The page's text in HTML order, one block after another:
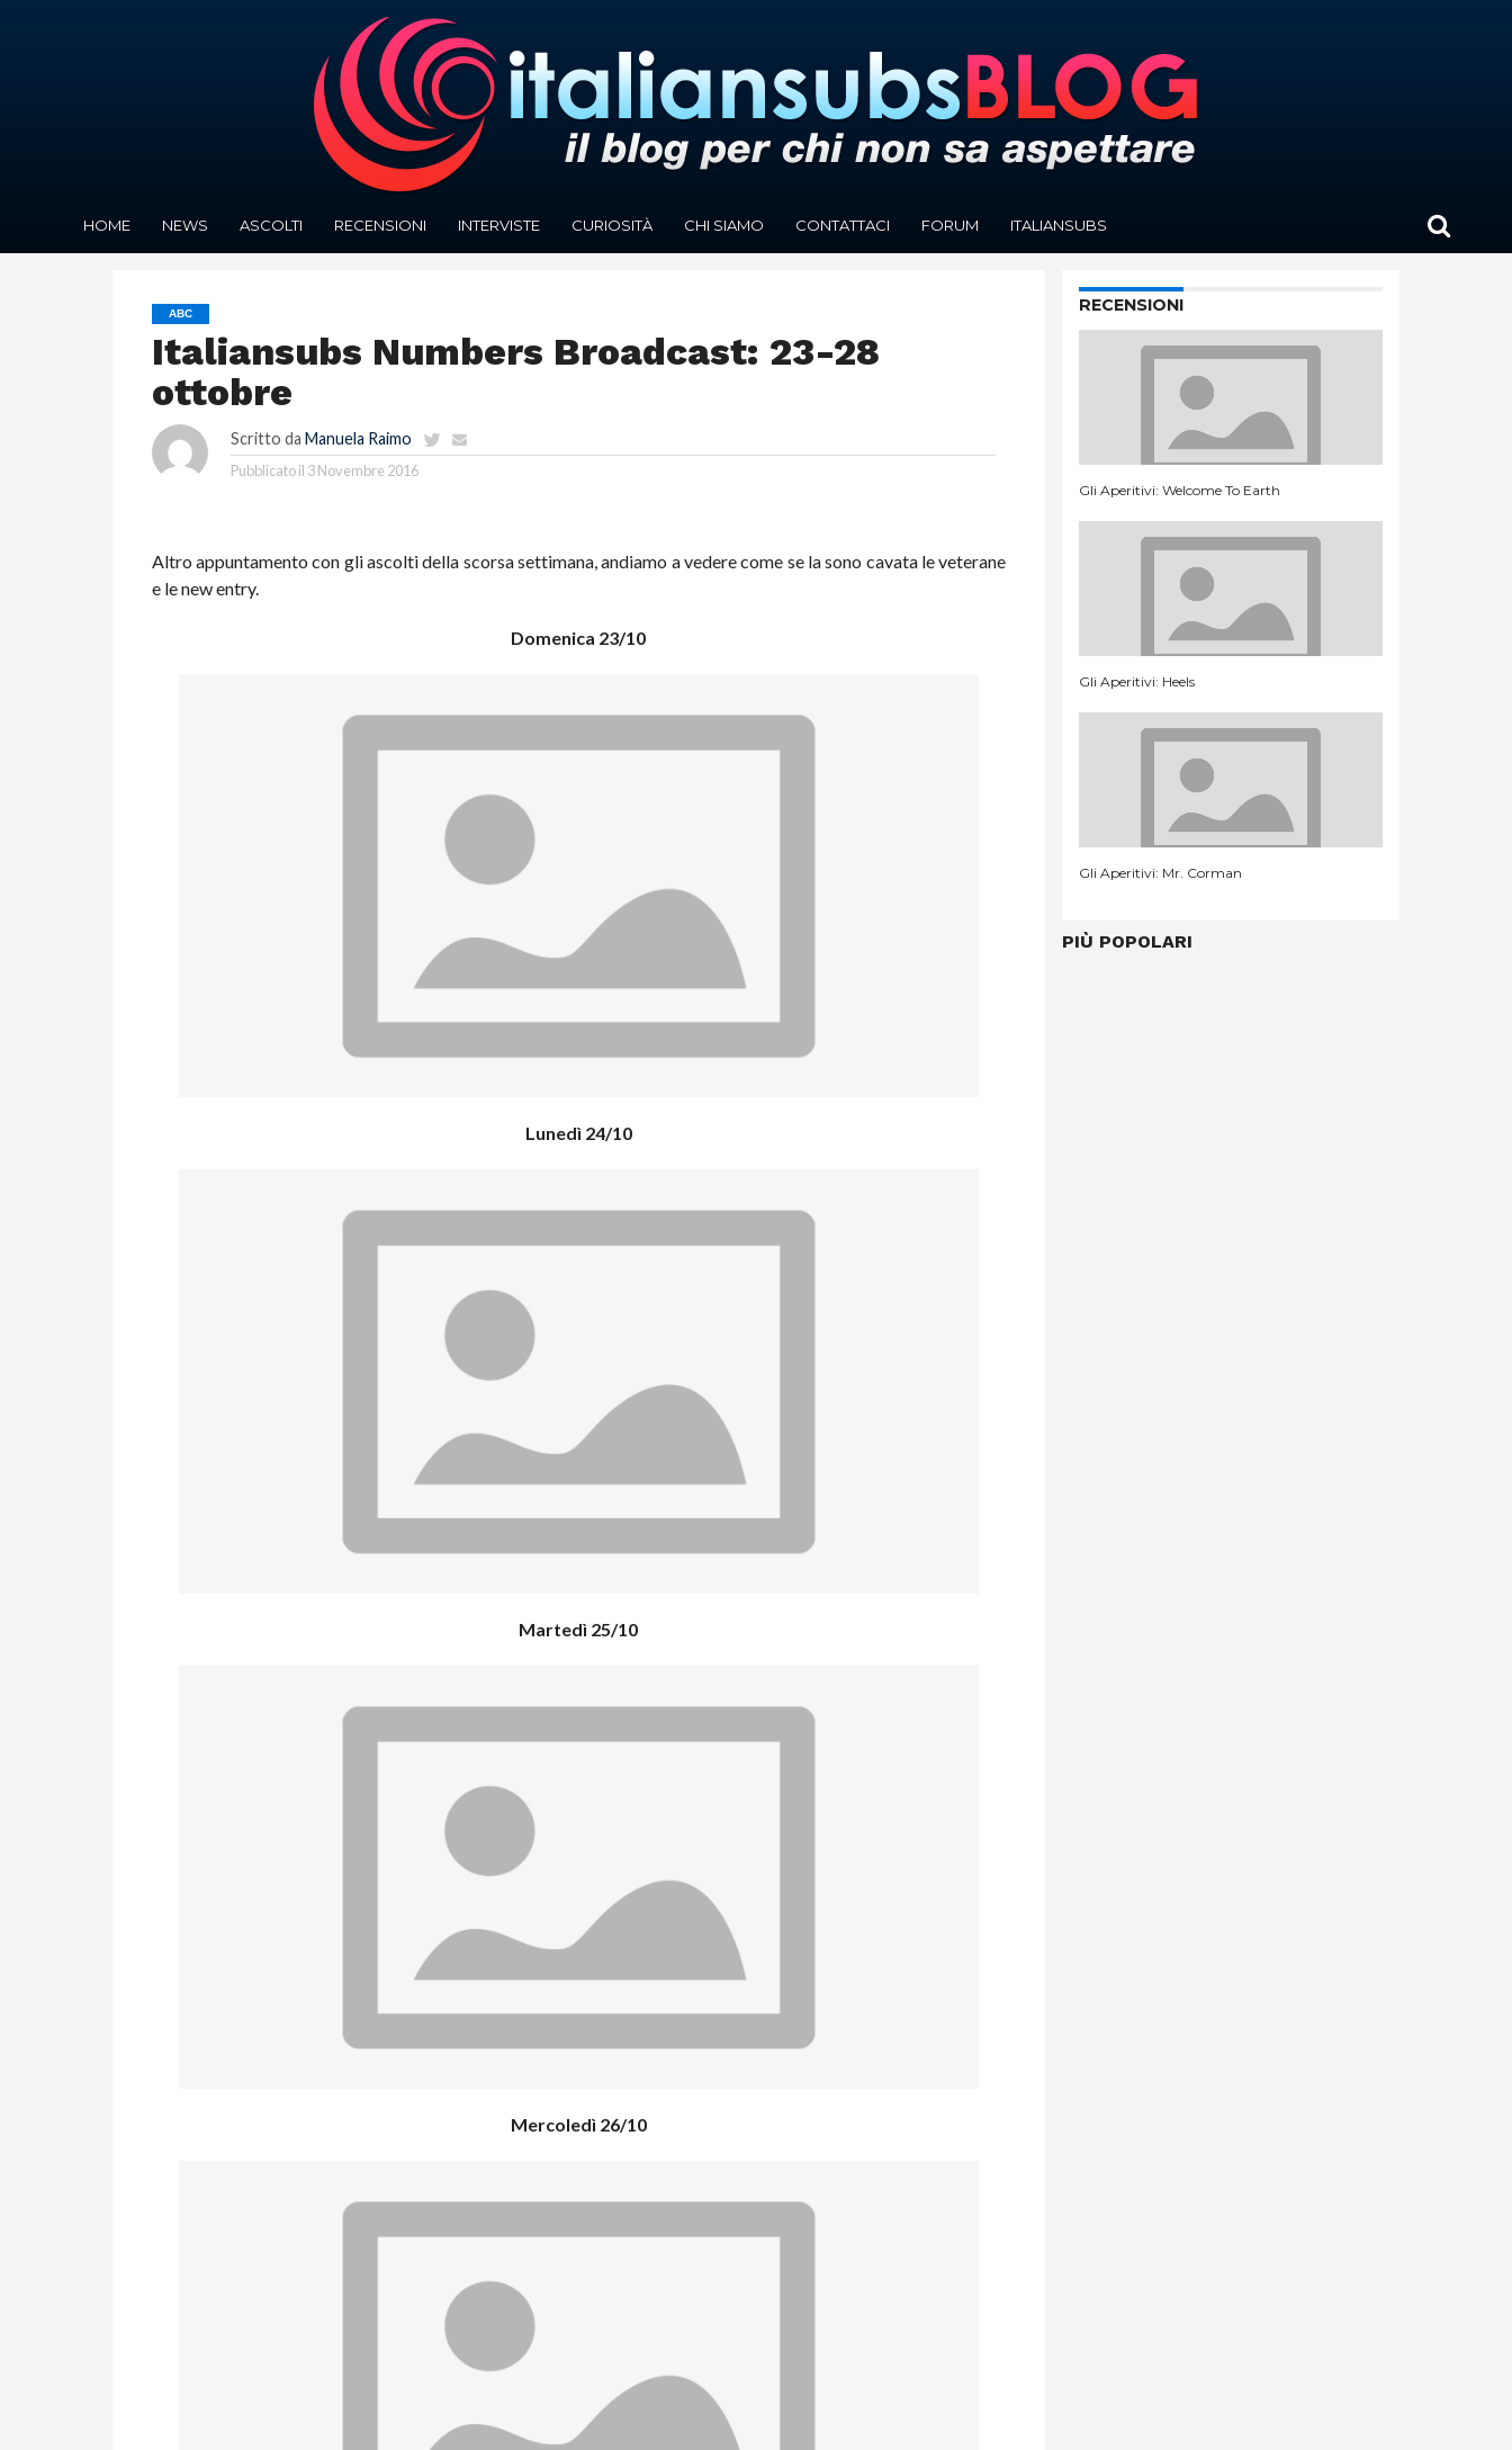
HOME NEWS ASCOLTI RECENSIONI INTERVISTE CURIOSITÀ CHI SIAMO CONTATTACI FORUM ITALIANSUBS
ABC
Italiansubs Numbers Broadcast: 23-28
ottobre
Scritto da Manuela Raimo
Pubblicato il 3 Novembre 2016
Altro appuntamento con gli ascolti della scorsa settimana, andiamo a vedere come se la sono cavata le veterane
e le new entry.
Domenica 23/10
Lunedì 24/10
Martedì 25/10
Mercoledì 26/10
RECENSIONI
Gli Aperitivi: Welcome To Earth
Gli Aperitivi: Heels
Gli Aperitivi: Mr. Corman
PIÙ POPOLARI